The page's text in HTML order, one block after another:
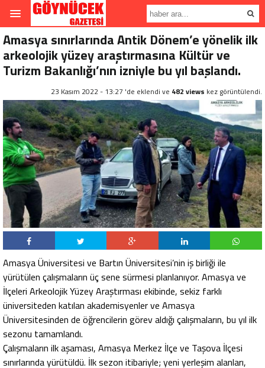
Amasya sınırlarında Antik Dönem’e yönelik ilk
arkeolojik yüzey araştırmasına Kültür ve
Turizm Bakanlığı’nın izniyle bu yıl başlandı.
23 Kasım 2022 - 13:27 'de eklendi ve 482 views kez görüntülendi.
Amasya Üniversitesi ve Bartın Üniversitesi’nin iş birliği ile
yürütülen çalışmaların üç sene sürmesi planlanıyor. Amasya ve
İlçeleri Arkeolojik Yüzey Araştırması ekibinde, sekiz farklı
üniversiteden katılan akademisyenler ve Amasya
Üniversitesinden de öğrencilerin görev aldığı çalışmaların, bu yıl ilk
sezonu tamamlandı.
Çalışmaların ilk aşaması, Amasya Merkez İlçe ve Taşova İlçesi
sınırlarında yürütüldü. İlk sezon itibariyle; yeni yerleşim alanları,